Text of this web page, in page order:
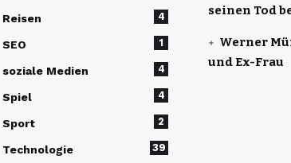
Reisen 4
SEO 1
soziale Medien 4
Spiel 4
Sport 2
Technologie 39
seinen Tod
Werner
und Ex-Frau